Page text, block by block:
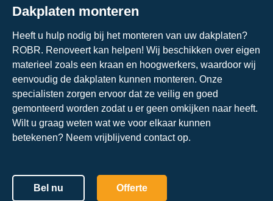
Dakplaten monteren
Heeft u hulp nodig bij het monteren van uw dakplaten?
ROBR. Renoveert kan helpen! Wij beschikken over eigen
materieel zoals een kraan en hoogwerkers, waardoor wij
eenvoudig de dakplaten kunnen monteren. Onze
specialisten zorgen ervoor dat ze veilig en goed
gemonteerd worden zodat u er geen omkijken naar heeft.
Wilt u graag weten wat we voor elkaar kunnen
betekenen? Neem vrijblijvend contactop.
Bel nu Offerte